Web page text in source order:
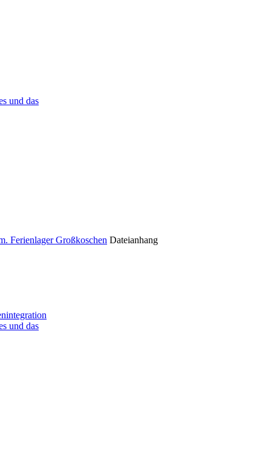
und das
Ferienlager Großkoschen Dateianhang
und das